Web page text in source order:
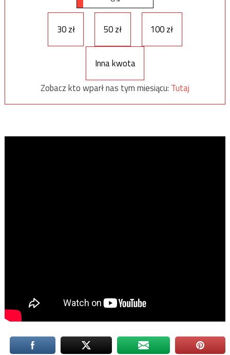
30 zł 50 zł 100 zł
Inna kwota
Zobacz kto wparł nas tym miesiącu: Tutaj